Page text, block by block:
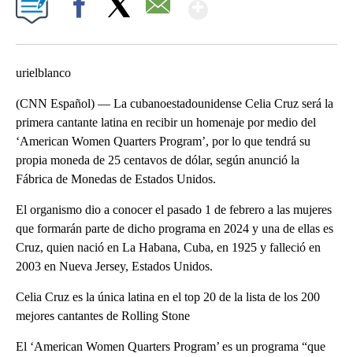
urielblanco
(CNN Español) — La cubanoestadounidense Celia Cruz será la
primera cantante latina en recibir un homenaje por medio del
‘American Women Quarters Program’, por lo que tendrá su
propia moneda de 25 centavos de dólar, según anunció la
Fábrica de Monedas de Estados Unidos.
El organismo dio a conocer el pasado 1 de febrero a las mujeres
que formarán parte de dicho programa en 2024 y una de ellas es
Cruz, quien nació en La Habana, Cuba, en 1925 y falleció en
2003 en Nueva Jersey, Estados Unidos.
Celia Cruz es la única latina en el top 20 de la lista de los 200
mejores cantantes de Rolling Stone
El ‘American Women Quarters Program’ es un programa “que